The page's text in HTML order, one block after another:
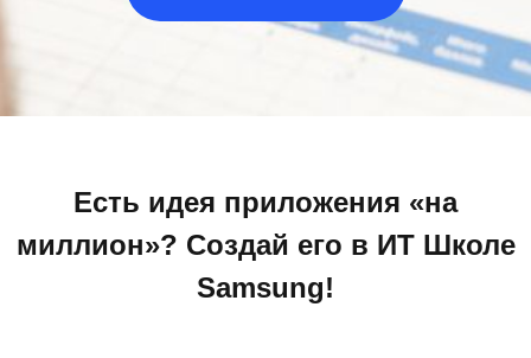
Есть идея приложения «на
миллион»? Создай его в ИТ Школе
Samsung!